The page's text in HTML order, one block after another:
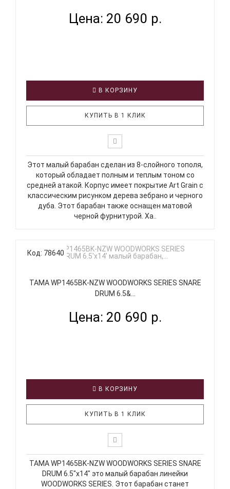
Цена: 20 690 р.
В КОРЗИНУ
КУПИТЬ В 1 КЛИК
Этот малый барабан сделан из 8-слойного тополя,
который обладает полным и теплым тоном со
средней атакой. Корпус имеет покрытие Art Grain с
классическим рисунком дерева зебрано и черного
дуба. Этот барабан также оснащен матовой
черной фурнитурой. Ха..
Код: 78640
TAMA WP1465BK-NZW WOODWORKS SERIES SNARE
DRUM 6.5&...
Цена: 20 690 р.
В КОРЗИНУ
КУПИТЬ В 1 КЛИК
TAMA WP1465BK-NZW WOODWORKS SERIES SNARE
DRUM 6.5"х14" это малый барабан линейки
WOODWORKS SERIES. Этот барабан станет